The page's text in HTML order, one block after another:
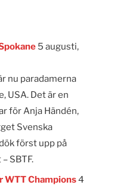
5 augusti,
nu paradamerna
USA. Det är en
för Anja Händén,
Svenska
först upp på
SBTF.
WTT Champions4